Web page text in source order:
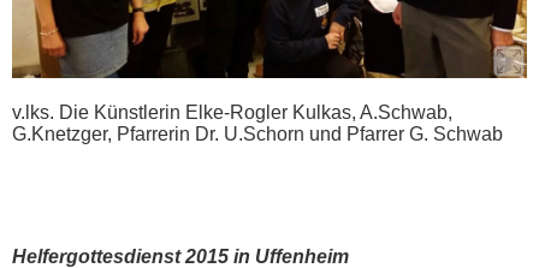
v.lks. Die Künstlerin Elke-Rogler Kulkas, A.Schwab,
G.Knetzger, Pfarrerin Dr. U.Schorn und Pfarrer G. Schwab
Helfergottesdienst 2015 in Uffenheim